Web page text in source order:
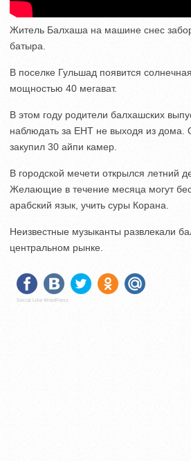
Житель Балхаша на машине снес
батыра.
В поселке Гульшад появится
мощностью 40 мегават.
В этом году родители балхашских
наблюдать за ЕНТ не выходя из дома.
закупил 30 айпи камер.
В городской мечети открылся летний
Желающие в течение месяца могут
арабский язык, учить суры Корана.
Неизвестные музыканты развлекали
центральном рынке.
Social Like WordPress